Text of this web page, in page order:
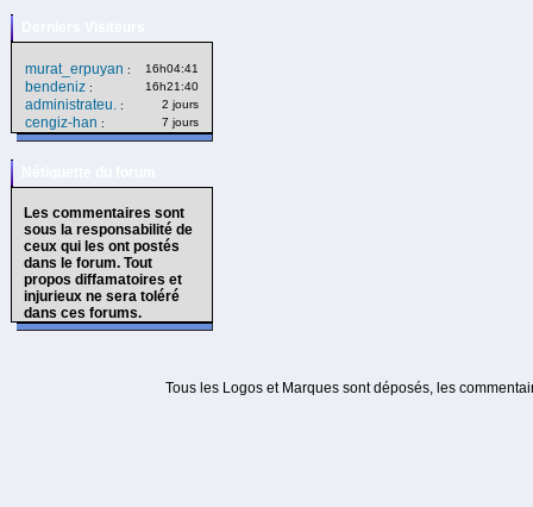
murat_erpuyan : 16h04:41
bendeniz : 16h21:40
administrateu. : 2 jours
cengiz-han : 7 jours
Les commentaires sont
sous la responsabilité de
ceux qui les ont postés
dans le forum. Tout
propos diffamatoires et
injurieux ne sera toléré
dans ces forums.
Tous les Logos et Marques sont déposés, les